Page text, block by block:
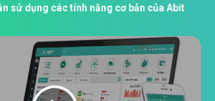
sử dụng các tính năng cơ bản của Abit